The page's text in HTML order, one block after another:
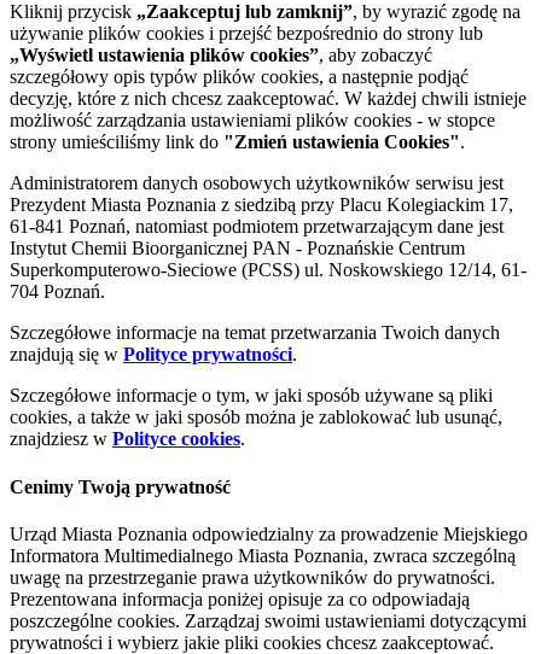
Kliknij przycisk „Zaakceptuj lub zamknij”, by wyrazić zgodę na
używanie plików cookies i przejść bezpośrednio do strony lub
„Wyświetl ustawienia plików cookies”, aby zobaczyć
szczegółowy opis typów plików cookies, a następnie podjąć
decyzję, które z nich chcesz zaakceptować. W każdej chwili istnieje
możliwość zarządzania ustawieniami plików cookies - w stopce
strony umieściliśmy link do "Zmień ustawienia Cookies".
Administratorem danych osobowych użytkowników serwisu jest
Prezydent Miasta Poznania z siedzibą przy Placu Kolegiackim 17,
61-841 Poznań, natomiast podmiotem przetwarzającym dane jest
Instytut Chemii Bioorganicznej PAN - Poznańskie Centrum
Superkomputerowo-Sieciowe (PCSS) ul. Noskowskiego 12/14, 61-
704 Poznań.
Szczegółowe informacje na temat przetwarzania Twoich danych
znajdują się w Polityce prywatności.
Szczegółowe informacje o tym, w jaki sposób używane są pliki
cookies, a także w jaki sposób można je zablokować lub usunąć,
znajdziesz w Polityce cookies.
Cenimy Twoją prywatność
Urząd Miasta Poznania odpowiedzialny za prowadzenie Miejskiego
Informatora Multimedialnego Miasta Poznania, zwraca szczególną
uwagę na przestrzeganie prawa użytkowników do prywatności.
Prezentowana informacja poniżej opisuje za co odpowiadają
poszczególne cookies. Zarządzaj swoimi ustawieniami dotyczącymi
prywatności i wybierz jakie pliki cookies chcesz zaakceptować.